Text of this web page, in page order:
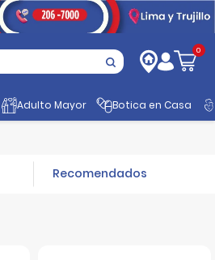
0
Adulto Mayor Botica en Casa
Cuidado Personal